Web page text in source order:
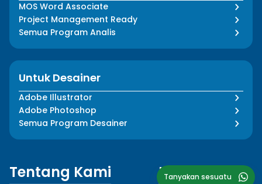
Tanyakan sesuatu
MOS Word Associate
Project Management Ready
Semua Program Analis
Untuk Desainer
Adobe Illustrator
Adobe Photoshop
Semua Program Desainer
Tentang Kami Informasi